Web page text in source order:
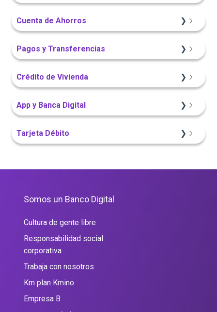
Cuenta de Ahorros
Pagos y Transferencias
Crédito de Vivienda
App y Banca Digital
Tarjeta Débito
Somos un Banco Digital
Cultura de gente libre
Responsabilidad social
corporativa
Trabaja con nosotros
Km plan Kmino
Empresa B